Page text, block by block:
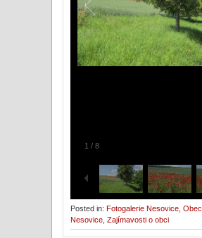
1 / 8
Posted in: Fotogalerie Nesovice Obec
Nesovice Zajímavosti o obci